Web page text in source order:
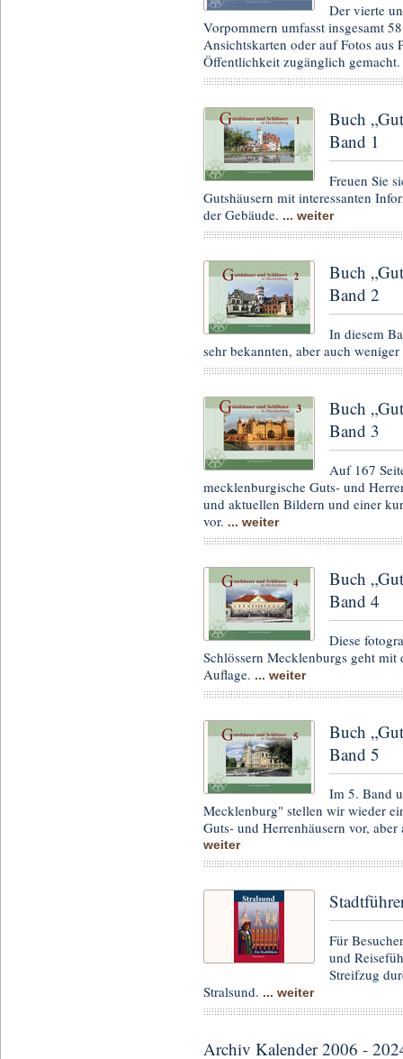
Der vierte
Vorpommern umfasst insgesamt
Ansichtskarten oder auf Fotos aus
Öffentlichkeit zugänglich gemacht.
Buch
Band 1
Freuen Sie
Gutshäusern mit interessanten
der Gebäude. ... weiter
Buch
Band 2
In diesem
sehr bekannten, aber auch
Buch
Band 3
Auf 167
mecklenburgische Guts- und
und aktuellen Bildern und einer
vor. ... weiter
Buch
Band 4
Diese
Schlössern Mecklenburgs geht
Auflage. ... weiter
Buch
Band 5
Im 5. Band
Mecklenburg" stellen wir wieder
Guts- und Herrenhäusern vor,
weiter
Für
und
Streifzug
Stralsund. ... weiter
Archiv Kalender 2006 -